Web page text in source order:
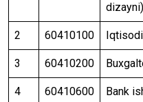
dizayni)
2 60410100
3 60410200
4 60410600 Bank